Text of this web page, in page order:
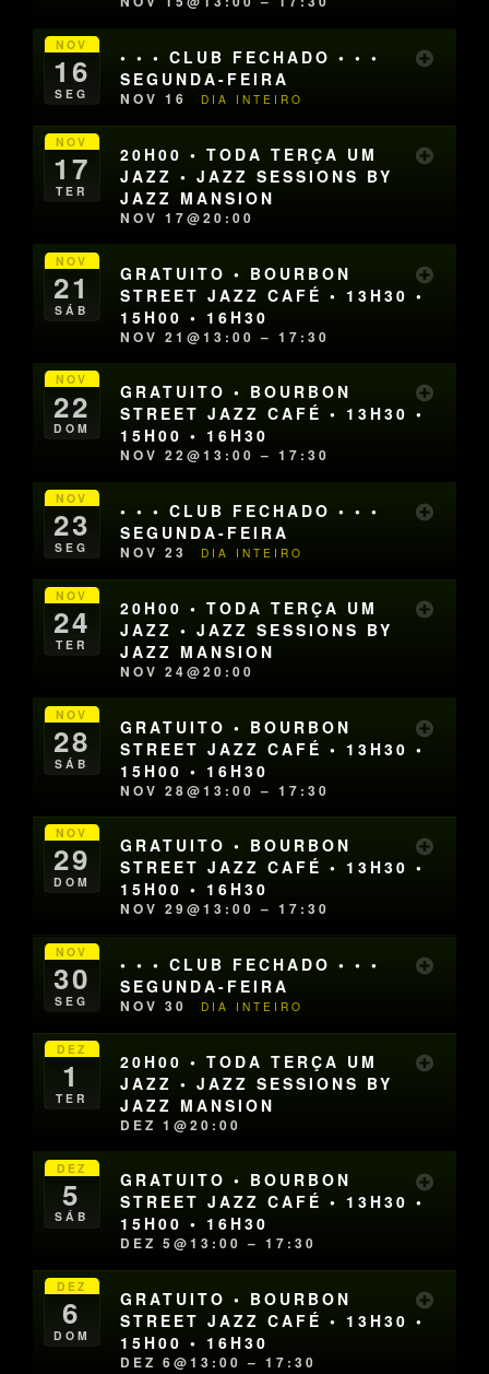
NOV
16
SEG
• • • CLUB FECHADO • • •
SEGUNDA-FEIRA
NOV 16 DIA INTEIRO
NOV
17
TER
20H00 • TODA TERÇA UM
JAZZ • JAZZ SESSIONS BY
JAZZ MANSION
NOV 17@20:00
NOV
21
SÁB
GRATUITO • BOURBON
STREET JAZZ CAFÉ • 13H30 •
15H00 • 16H30
NOV 21@13:00 – 17:30
NOV
22
DOM
GRATUITO • BOURBON
STREET JAZZ CAFÉ • 13H30 •
15H00 • 16H30
NOV 22@13:00 – 17:30
NOV
23
SEG
• • • CLUB FECHADO • • •
SEGUNDA-FEIRA
NOV 23 DIA INTEIRO
NOV
24
TER
20H00 • TODA TERÇA UM
JAZZ • JAZZ SESSIONS BY
JAZZ MANSION
NOV 24@20:00
NOV
28
SÁB
GRATUITO • BOURBON
STREET JAZZ CAFÉ • 13H30 •
15H00 • 16H30
NOV 28@13:00 – 17:30
NOV
29
DOM
GRATUITO • BOURBON
STREET JAZZ CAFÉ • 13H30 •
15H00 • 16H30
NOV 29@13:00 – 17:30
NOV
30
SEG
• • • CLUB FECHADO • • •
SEGUNDA-FEIRA
NOV 30 DIA INTEIRO
DEZ
1
TER
20H00 • TODA TERÇA UM
JAZZ • JAZZ SESSIONS BY
JAZZ MANSION
DEZ 1@20:00
DEZ
5
SÁB
GRATUITO • BOURBON
STREET JAZZ CAFÉ • 13H30 •
15H00 • 16H30
DEZ 5@13:00 – 17:30
DEZ
6
DOM
GRATUITO • BOURBON
STREET JAZZ CAFÉ • 13H30 •
15H00 • 16H30
DEZ 6@13:00 – 17:30